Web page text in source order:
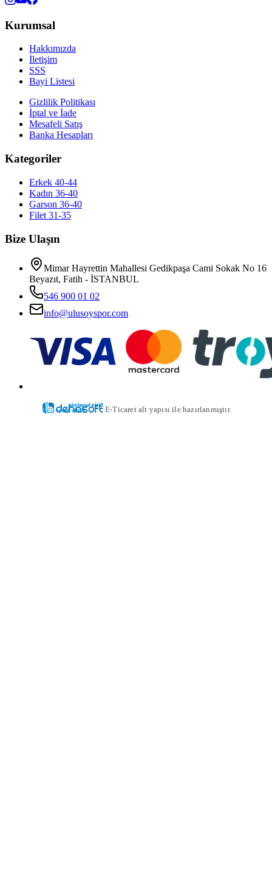
Kurumsal
Hakkımızda
İletişim
SSS
Bayi Listesi
Gizlilik Politikası
İptal ve İade
Mesafeli Satış
Banka Hesapları
Kategoriler
Erkek 40-44
Kadın 36-40
Garson 36-40
Filet 31-35
Bize Ulaşın
Mimar Hayrettin Mahallesi Gedikpaşa Cami Sokak No 16
Beyazıt, Fatih - İSTANBUL
546 900 01 02
info@ulusoyspor.com
E-Ticaret alt yapısı ile hazırlanmıştır.